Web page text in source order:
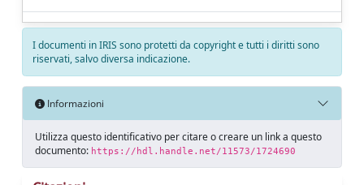
I documenti in IRIS sono protetti da copyright e tutti i diritti sono
riservati, salvo diversa indicazione.
Informazioni
Utilizza questo identificativo per citare o creare un link a questo
documento: https://hdl.handle.net/11573/1724690